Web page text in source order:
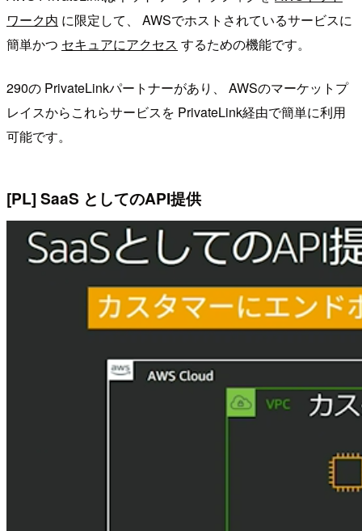
ワーク内 に限定して、 AWSでホストされているサービスに
簡単かつ セキュアにアクセス するための機能です。
290の PrivateLinkパートナーがあり、 AWSのマーケットプ
レイスからこれらサービスを PrivateLink経由で簡単に利用
可能です。
[PL] SaaS としてのAPI提供